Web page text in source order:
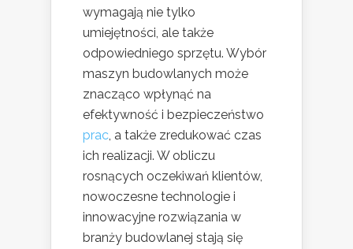
wymagają nie tylko
umiejętności, ale także
odpowiedniego sprzętu. Wybór
maszyn budowlanych może
znacząco wpłynąć na
efektywność i bezpieczeństwo
prac , a także zredukować czas
ich realizacji. W obliczu
rosnących oczekiwań klientów,
nowoczesne technologie i
innowacyjne rozwiązania w
branży budowlanej stają się